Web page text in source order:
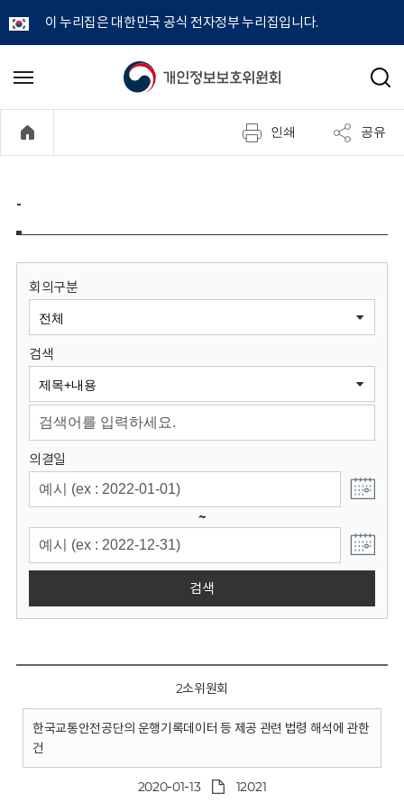
이 누리집은 대한민국 공식 전자정부 누리집입니다.
개
정
보
원
회
메
기
검
인쇄 공유
-
회의구분
검색
의결일
~
검색
2소위원회
한국교통안전공단의 운행기록데이터 등 제공 관련 법령 해석에 관한
건
2020-01-13 12021